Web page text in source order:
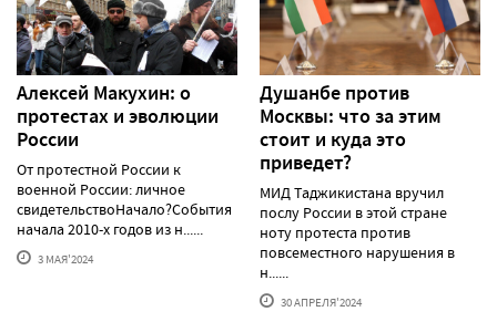
Алексей Макуxин: о
протестаx и эволюции
России
От протестной России к
военной России: личное
свидетельствоНачало?События
начала 2010-х годов из н......
3 МАЯ'2024
Душанбе против
Москвы: что за этим
стоит и куда это
приведет?
МИД Таджикистана вручил
послу России в этой стране
ноту протеста против
повсеместного нарушения в
н......
30 АПРЕЛЯ'2024